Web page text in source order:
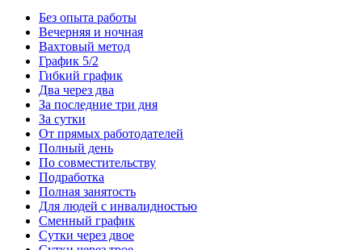
Без опыта работы
Вечерняя и ночная
Вахтовый метод
График 5/2
Гибкий график
Два через два
За последние три дня
За сутки
От прямых работодателей
Полный день
По совместительству
Подработка
Полная занятость
Для людей с инвалидностью
Сменный график
Сутки через двое